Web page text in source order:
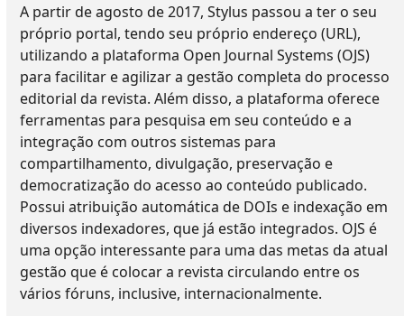
A partir de agosto de 2017, Stylus passou a ter o seu
próprio portal, tendo seu próprio endereço (URL),
utilizando a plataforma Open Journal Systems (OJS)
para facilitar e agilizar a gestão completa do processo
editorial da revista. Além disso, a plataforma oferece
ferramentas para pesquisa em seu conteúdo e a
integração com outros sistemas para
compartilhamento, divulgação, preservação e
democratização do acesso ao conteúdo publicado.
Possui atribuição automática de DOIs e indexação em
diversos indexadores, que já estão integrados. OJS é
uma opção interessante para uma das metas da atual
gestão que é colocar a revista circulando entre os
vários fóruns, inclusive, internacionalmente.